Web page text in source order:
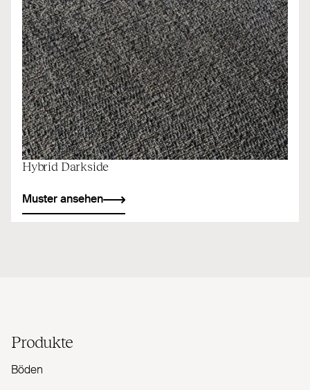
Hybrid Darkside
Muster ansehen
Produkte
Böden